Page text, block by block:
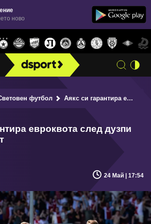
ново
футбол Аякс си гарантира евроквота след дузпи срещу Утрехт
евроквота след дузпи
24 Май | 17:54